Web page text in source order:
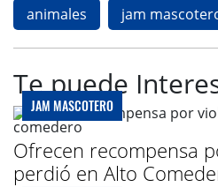
animales jam
Te puede
JAM MASCOTERO
Ofrecen recompensa
perdió en Alto